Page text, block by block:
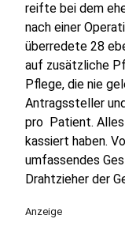
reifte bei dem
nach einer
überredete 28
auf zusätzliche
Pflege, die nie
Antragssteller
pro Patient. Alles
kassiert haben.
umfassendes
Drahtzieher der
Anzeige